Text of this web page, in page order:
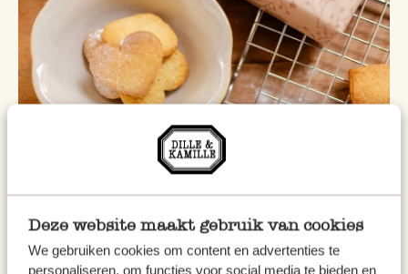
Deze website maakt gebruik van cookies
We gebruiken cookies om content en advertenties te
personaliseren, om functies voor social media te bieden en